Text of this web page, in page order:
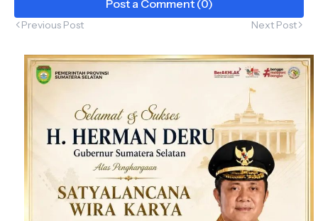
Post a Comment (0)
Previous Post Next Post